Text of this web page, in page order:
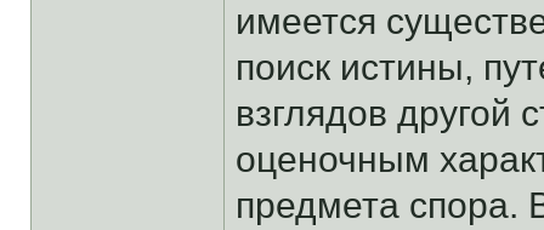
имеется
поиск истины,
взглядов другой
оценочным
предмета спора.